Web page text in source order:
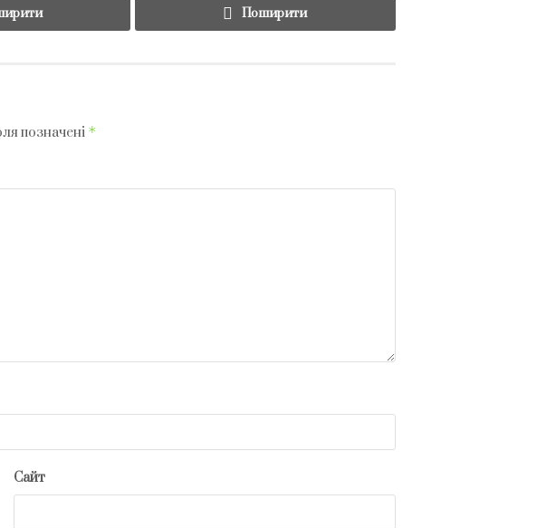
Поширити
позначені *
Сайт